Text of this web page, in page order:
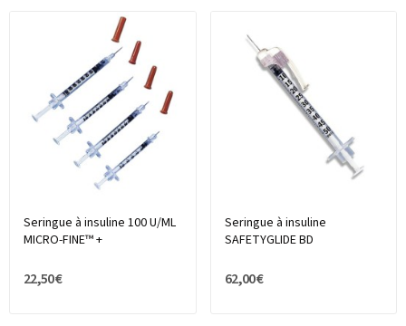
Seringue à insuline 100 U/ML
MICRO-FINE™ +
22,50 €
Seringue à insuline
SAFETYGLIDE BD
62,00 €